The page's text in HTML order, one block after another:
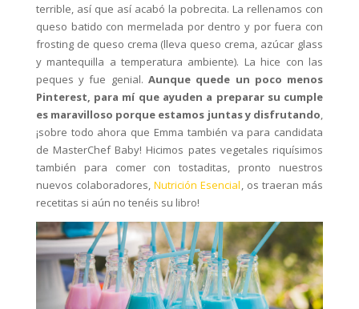
terrible, así que así acabó la pobrecita. La rellenamos con
queso batido con mermelada por dentro y por fuera con
frosting de queso crema (lleva queso crema, azúcar glass
y mantequilla a temperatura ambiente). La hice con las
peques y fue genial. Aunque quede un poco menos
Pinterest, para mí que ayuden a preparar su cumple
es maravilloso porque estamos juntas y disfrutando,
¡sobre todo ahora que Emma también va para candidata
de MasterChef Baby! Hicimos pates vegetales riquísimos
también para comer con tostaditas, pronto nuestros
nuevos colaboradores,Nutrición Esencial, os traeran más
recetitas si aún no tenéis su libro!